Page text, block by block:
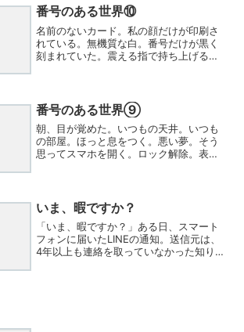
ていただいたのは、誰かの...
番号のある世界⑩
名前のないカード。私の顔だけが印刷さ
れている。無機質な白。番号だけが黒く
刻まれていた。震える指で持ち上げる。
べてが埋まっていく。だが...
番号のある世界⑨
朝、目が覚めた。いつもの天井。いつも
の部屋。ほっと息をつく。悪い夢。そう
思ってスマホを開く。ロック解除。表示
う。免許証。――違う。鏡を...
いま、暇ですか？
「いま、暇ですか？」ある日、スマート
フォンに届いたLINEの通知。送信元は、
4年以上も連絡を取っていなかった知り合